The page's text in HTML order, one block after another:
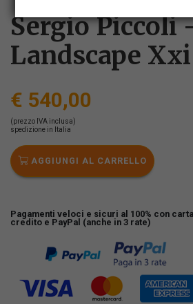
Sergio Piccoli
Landscape Xxi
€ 540,00
(prezzo IVA inclusa)
spedizione in Italia
AGGIUNGI AL CARRELLO
Pagamenti veloci e sicuri al 100% con
credito e PayPal (anche in 3 rate)